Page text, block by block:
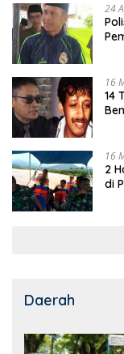
24
16
14
16
2
di
Daerah